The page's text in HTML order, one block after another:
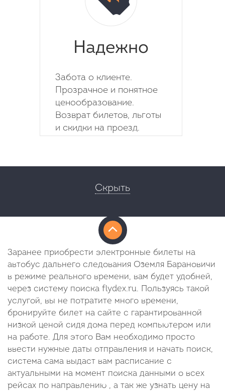
Надежно
Забота о клиенте.
Прозрачное и понятное
ценообразование.
Возврат билетов, льготы
и скидки на проезд.
Скрыть
Заранее приобрести электронные билеты на
автобус дальнего следования Оземля Барановичи
в режиме реального времени, вам будет удобней,
через систему поиска flydex.ru. Пользуясь такой
услугой, вы не потратите много времени,
бронируйте билет на сайте с гарантированной
низкой ценой сидя дома перед компьютером или
на работе. Для этого Вам необходимо просто
ввести нужные даты отправления и начать поиск,
система сама выдаст вам расписание с
актуальными на момент поиска данными о всех
рейсах по направлению , а так же узнать цену на